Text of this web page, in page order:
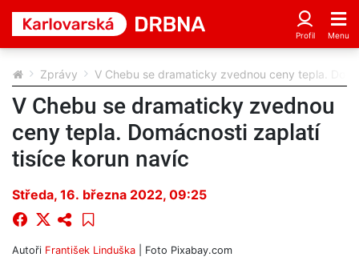
Zprávy V Chebu se dramaticky zvednou ceny tepla.
V Chebu se dramaticky zvednou
ceny tepla. Domácnosti zaplatí
tisíce korun navíc
Středa, 16. března 2022, 09:25
Autoři František Linduška | Foto Pixabay.com